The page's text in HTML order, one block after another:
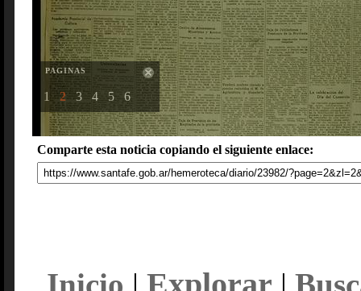
PAGINAS
1 2 3 4 5 6
Comparte esta noticia copiando el siguiente enlace: